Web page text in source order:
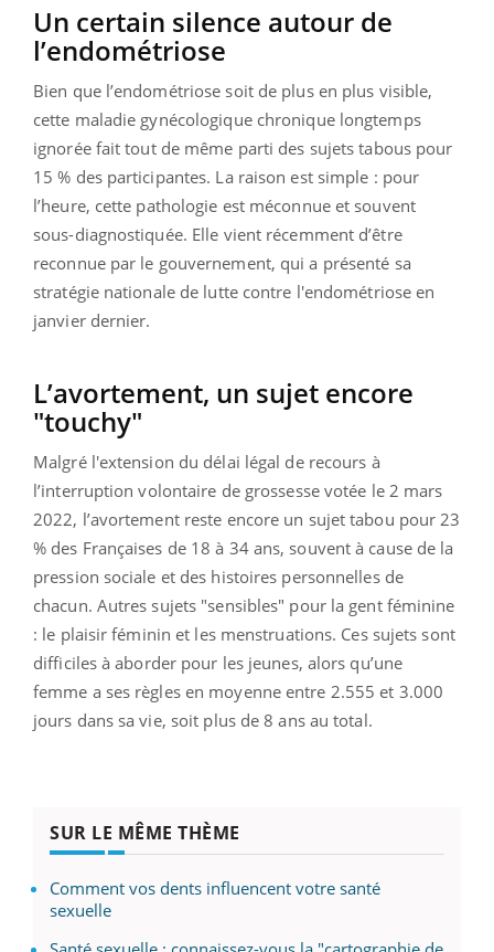
Un certain silence autour de
l’endométriose
Bien que l’endométriose soit de plus en plus visible,
cette maladie gynécologique chronique longtemps
ignorée fait tout de même parti des sujets tabous pour
15 % des participantes. La raison est simple : pour
l’heure, cette pathologie est méconnue et souvent
sous-diagnostiquée. Elle vient récemment d’être
reconnue par le gouvernement, qui a présenté sa
stratégie nationale de lutte contre l'endométriose en
janvier dernier.
L’avortement, un sujet encore
"touchy"
Malgré l'extension du délai légal de recours à
l’interruption volontaire de grossesse votée le 2 mars
2022, l’avortement reste encore un sujet tabou pour 23
% des Françaises de 18 à 34 ans, souvent à cause de la
pression sociale et des histoires personnelles de
chacun. Autres sujets "sensibles" pour la gent féminine
: le plaisir féminin et les menstruations. Ces sujets sont
difficiles à aborder pour les jeunes, alors qu’une
femme a ses règles en moyenne entre 2.555 et 3.000
jours dans sa vie, soit plus de 8 ans au total.
SUR LE MÊME THÈME
Comment vos dents influencent votre santé
sexuelle